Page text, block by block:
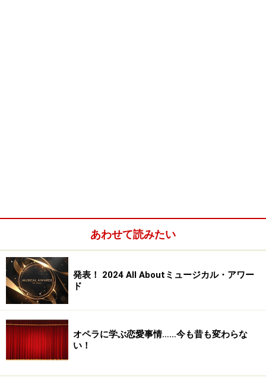
あわせて読みたい
発表！ 2024 All Aboutミュージカル・アワー
ド
オペラに学ぶ恋愛事情……今も昔も変わらな
い！